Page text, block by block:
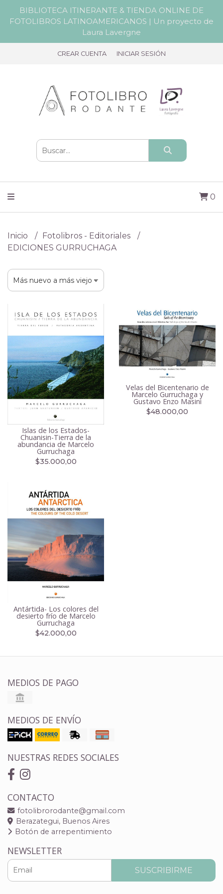
BIBLIOTECA ITINERANTE & TIENDA ONLINE DE
FOTOLIBROS LATINOAMERICANOS | Un proyecto de
Laura Lavergne
CREAR CUENTA INICIAR SESIÓN
0
Inicio
Fotolibros - Editoriales
EDICIONES GURRUCHAGA
Islas de los Estados-
Chuanisin-Tierra de la
abundancia de Marcelo
Gurruchaga
$35.000,00
Velas del Bicentenario de
Marcelo Gurruchaga y
Gustavo Enzo Masini
$48.000,00
Antártida- Los colores del
desierto frío de Marcelo
Gurruchaga
$42.000,00
MEDIOS DE PAGO
MEDIOS DE ENVÍO
NUESTRAS REDES SOCIALES
CONTACTO
fotolibrorodante@gmail.com
Berazategui, Buenos Aires
Botón de arrepentimiento
NEWSLETTER
SUSCRIBIRME